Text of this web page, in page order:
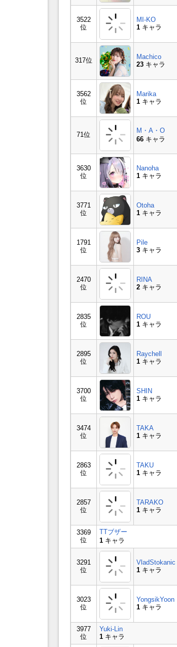
3522
位
MI-KO
1キャラ
317位
Machico
23キャラ
3562
位
Marika
1キャラ
71位
M・A・O
66キャラ
3630
位
Nanoha
1キャラ
3771
位
Otoha
1キャラ
1791
位
Pile
3キャラ
2470
位
RINA
2キャラ
2835
位
ROU
1キャラ
2895
位
Raychell
1キャラ
3700
位
SHIN
1キャラ
3474
位
TAKA
1キャラ
2863
位
TAKU
1キャラ
2857
位
TARAKO
1キャラ
3369
位
TTブザー
1キャラ
3291
位
VladStokanic
1キャラ
3023
位
YongsikYoon
1キャラ
3977
位
Yuki-Lin
1キャラ